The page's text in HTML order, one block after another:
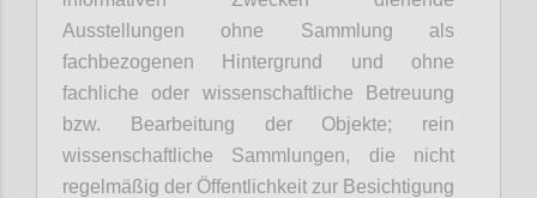
Ausstellungen ohne Sammlung als
fachbezogenen Hintergrund und ohne
fachliche oder wissenschaftliche Betreuung
bzw. Bearbeitung der Objekte; rein
wissenschaftliche Sammlungen, die nicht
regelmäßig der Öffentlichkeit zur Besichtigung